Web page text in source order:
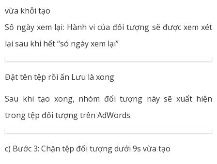
vừa khởi tạo
Số ngày xem lại: Hành vi của đối tượng sẽ được xem xét
lại sau khi hết “só ngày xem lại”
Đặt tên tệp rồi ấn Lưu là xong
Sau khi tạo xong, nhóm đối tượng này sẽ xuất hiện
trong tệp đối tượng trên AdWords.
c) Bước 3: Chặn tệp đối tượng dưới 9s vừa tạo